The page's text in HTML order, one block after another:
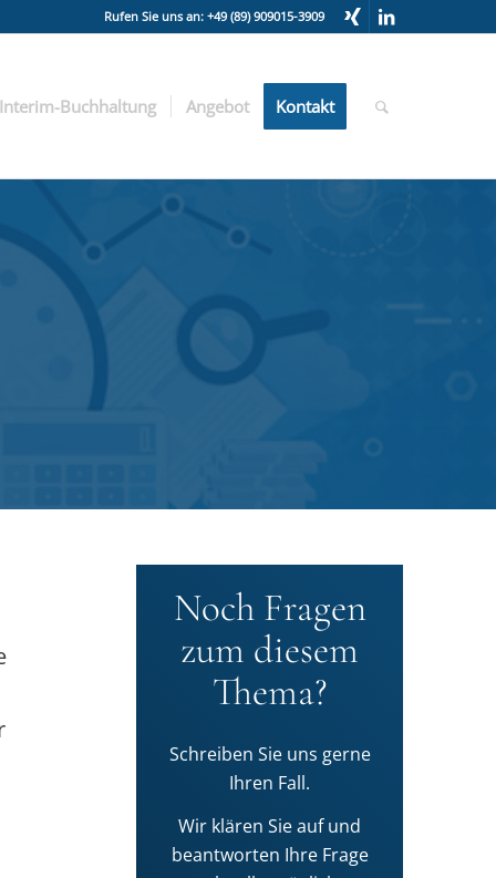
Rufen Sie uns an: +49 (89) 909015-3909
Interim-Buchhaltung Angebot Kontakt
Noch Fragen
zum diesem
Thema?
Schreiben Sie uns gerne
Ihren Fall.
Wir klären Sie auf und
beantworten Ihre Frage